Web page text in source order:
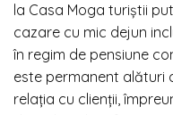
la Casa Moga turiștii
cazare cu mic dejun
în regim de pensiune
este permanent alături
relația cu clienții,